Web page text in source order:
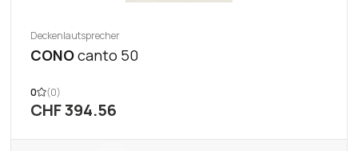
Deckenlautsprecher
CONOcanto 50
0 (0)
CHF 394.56